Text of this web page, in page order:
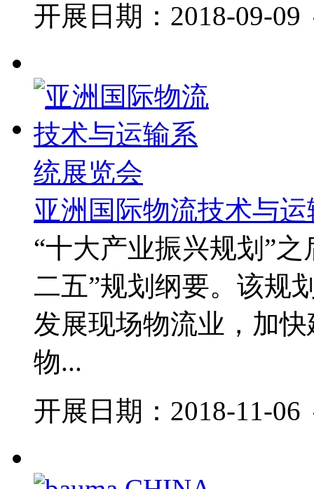
开展日期：2018-09-09
亚洲国际物流技术与
“十大产业振兴规划”
二五”规划纲要。该规
发展现场物流业，加
物...
开展日期：2018-11-06